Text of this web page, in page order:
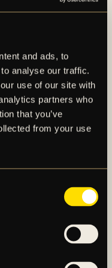
and ads, to
analyse our traffic.
use of our site with
partners who
that you’ve
from your use
att göra vårt
om att visa respekt
och göra
säger Tobias
AIK Fotboll.
se det